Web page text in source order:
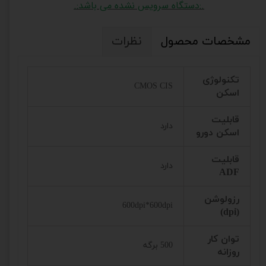
.:دستگاه سرویس نشده می باشد:.
مشخصات محصول نظرات
تکنولوژی
اسکن
CMOS CIS
قابلیت
اسکن دورو
دارد
قابلیت
ADF
دارد
رزولوشن
(dpi)
600dpi*600dpi
توان کار
روزانه
500 برگه